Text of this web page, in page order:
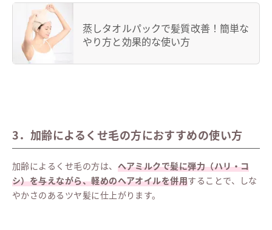
蒸しタオルパックで髪質改善！簡単な
やり方と効果的な使い方
3．加齢によるくせ毛の方におすすめの使い方
加齢によるくせ毛の方は、 ヘアミルクで髪に弾力（ハリ・コ
シ）を与えながら、軽めのヘアオイルを併用することで、しな
やかさのあるツヤ髪に仕上がります。